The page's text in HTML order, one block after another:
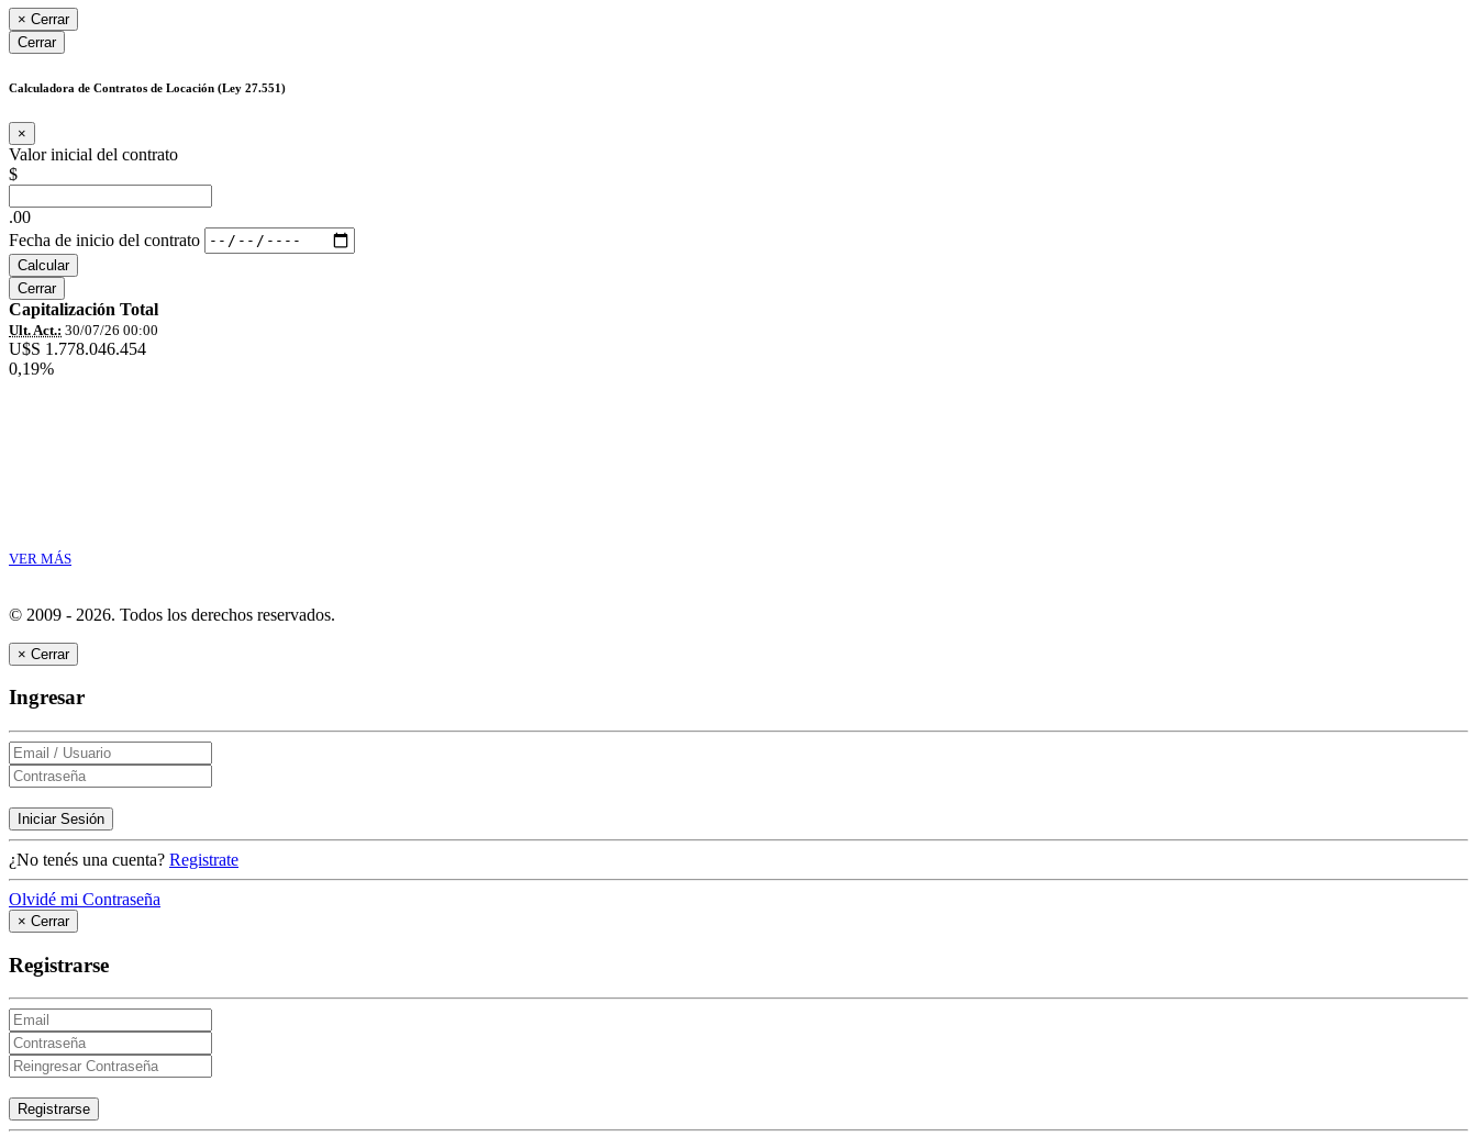
× Cerrar
Cerrar
Calculadora de Contratos de Locación (Ley 27.551)
×
Valor inicial del contrato
$
.00
Fecha de inicio del contrato
Calcular
Cerrar
Capitalización Total
Ult. Act.: 30/07/26 00:00
U$S 1.778.046.454
0,19%
VER MÁS
© 2009 - 2026. Todos los derechos reservados.
× Cerrar
Ingresar
Iniciar Sesión
¿No tenés una cuenta? Registrate
Olvidé mi Contraseña
× Cerrar
Registrarse
Registrarse